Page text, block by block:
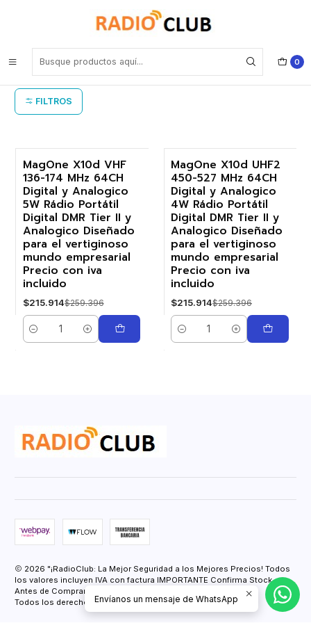
0
Mag One (Analógico Digital DMR)
Mag One (Analógico Digital DMR)
FILTROS
-17%
MagOne X10d VHF
136-174 MHz 64CH
Digital y Analogico
5W Rádio Portátil
Digital DMR Tier II y
Analogico Diseñado
para el vertiginoso
mundo empresarial
Precio con iva
incluido
$215.914$259.396
Cantidad
-17%
MagOne X10d UHF2
450-527 MHz 64CH
Digital y Analogico
4W Rádio Portátil
Digital DMR Tier II y
Analogico Diseñado
para el vertiginoso
mundo empresarial
Precio con iva
incluido
$215.914$259.396
Cantidad
2026 "¡RadioClub: La Mejor Seguridad a los Mejores Precios! Todos
los valores incluyen IVA con factura IMPORTANTE Confirma Stock
Antes de Comprar.".
Todos los derechos reservados. Desarrollado por Jumpseller
Envíanos un mensaje de WhatsApp